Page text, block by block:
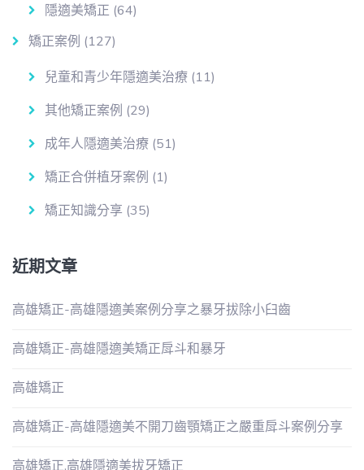
隱適美矯正 (64)
矯正案例 (127)
兒童和青少年隱適美治療 (11)
其他矯正案例 (29)
成年人隱適美治療 (51)
矯正合併植牙案例 (1)
矯正知識分享 (35)
近期文章
高雄矯正-高雄隱適美案例分享之暴牙拔除小臼齒
高雄矯正-高雄隱適美矯正戽斗和暴牙
高雄矯正
高雄矯正-高雄隱適美不開刀齒顎矯正之嚴重戽斗案例分享
高雄矯正,高雄隱適美拔牙矯正